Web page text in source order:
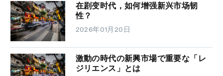
在剧变时代，如何增强新兴市场韧
性？
2026年01月20日
激動の時代の新興市場で重要な「レ
ジリエンス」とは